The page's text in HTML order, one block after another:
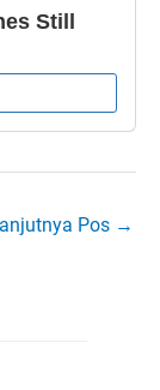
Pos →